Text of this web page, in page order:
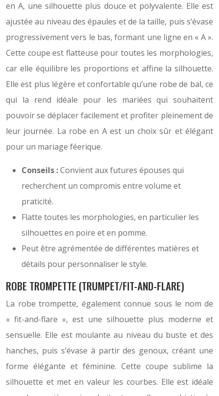
en A, une silhouette plus douce et polyvalente. Elle est
ajustée au niveau des épaules et de la taille, puis s’évase
progressivement vers le bas, formant une ligne en « A ».
Cette coupe est flatteuse pour toutes les morphologies,
car elle équilibre les proportions et affine la silhouette.
Elle est plus légère et confortable qu’une robe de bal, ce
qui la rend idéale pour les mariées qui souhaitent
pouvoir se déplacer facilement et profiter pleinement de
leur journée. La robe en A est un choix sûr et élégant
pour un mariage féerique.
Conseils :Convient aux futures épouses qui
recherchent un compromis entre volume et
praticité.
Flatte toutes les morphologies, en particulier les
silhouettes en poire et en pomme.
Peut être agrémentée de différentes matières et
détails pour personnaliser le style.
ROBE TROMPETTE (TRUMPET/FIT-AND-FLARE)
La robe trompette, également connue sous le nom de
« fit-and-flare », est une silhouette plus moderne et
sensuelle. Elle est moulante au niveau du buste et des
hanches, puis s’évase à partir des genoux, créant une
forme élégante et féminine. Cette coupe sublime la
silhouette et met en valeur les courbes. Elle est idéale